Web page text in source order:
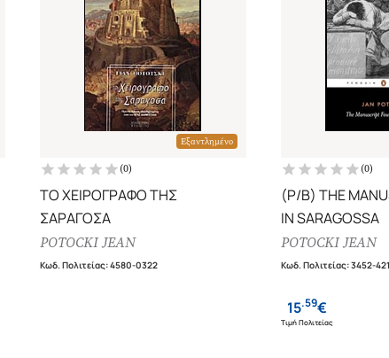
Εξαντλημένο
(0)
ΤΟ ΧΕΙΡΟΓΡΑΦΟ ΤΗΣ
ΣΑΡΑΓΟΣΑ
POTOCKI JEAN
Κωδ. Πολιτείας:4580-0322
(0)
(P/B) THE
IN SARAGOSSA
POTOCKI JEAN
Κωδ. Πολιτείας:3452-
15.59€
Τιμή Πολιτείας